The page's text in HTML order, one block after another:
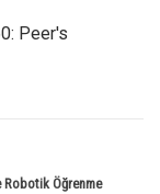
Peer's
Robotik Öğrenme